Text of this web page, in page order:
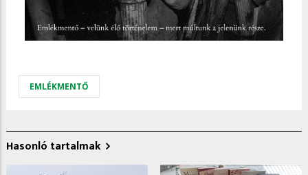
EMLÉKMENTŐ
Hasonló tartalmak